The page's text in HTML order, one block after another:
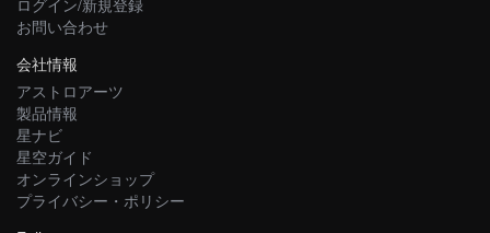
お問い合わせ
会社情報
アストロアーツ
製品情報
星ナビ
星空ガイド
オンラインショップ
プライバシー・ポリシー